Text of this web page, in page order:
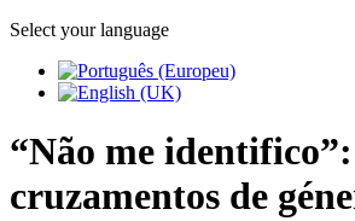
Select your language
“Não me identifico”:
cruzamentos de